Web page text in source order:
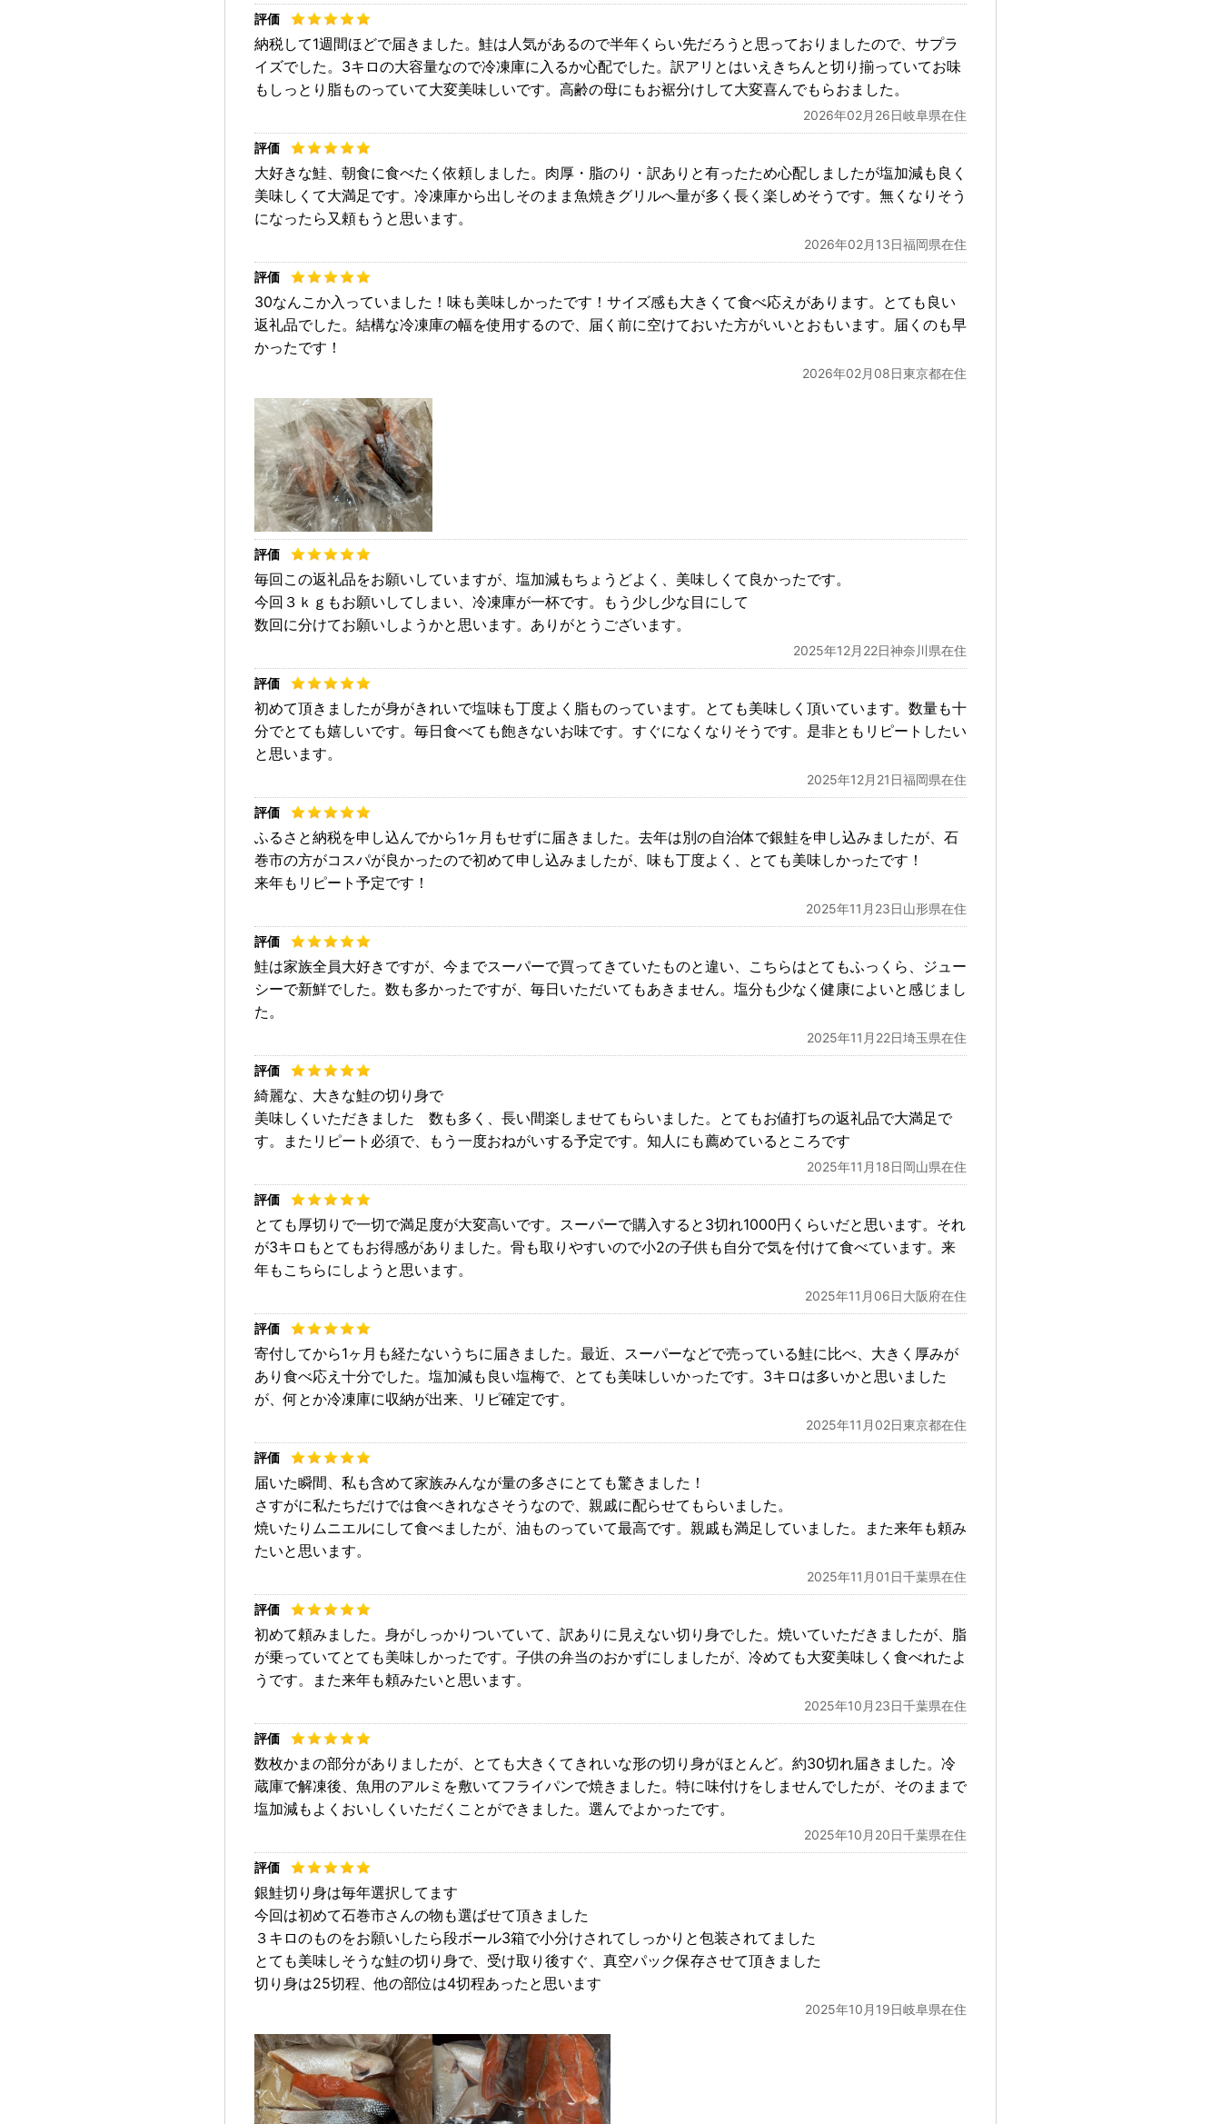
納税して1週間ほどで届きました。鮭は人気があるので半年くらい先だろうと思っておりましたので、サプラ
イズでした。3キロの大容量なので冷凍庫に入るか心配でした。訳アリとはいえきちんと切り揃っていてお味
もしっとり脂ものっていて大変美味しいです。高齢の母にもお裾分けして大変喜んでもらおました。
2026年02月26日岐阜県在住
大好きな鮭、朝食に食べたく依頼しました。肉厚・脂のり・訳ありと有ったため心配しましたが塩加減も良く
美味しくて大満足です。冷凍庫から出しそのまま魚焼きグリルへ量が多く長く楽しめそうです。無くなりそう
になったら又頼もうと思います。
2026年02月13日福岡県在住
30なんこか入っていました！味も美味しかったです！サイズ感も大きくて食べ応えがあります。とても良い
返礼品でした。結構な冷凍庫の幅を使用するので、届く前に空けておいた方がいいとおもいます。届くのも早
かったです！
2026年02月08日東京都在住
毎回この返礼品をお願いしていますが、塩加減もちょうどよく、美味しくて良かったです。
今回３ｋｇもお願いしてしまい、冷凍庫が一杯です。もう少し少な目にして
数回に分けてお願いしようかと思います。ありがとうございます。
2025年12月22日神奈川県在住
初めて頂きましたが身がきれいで塩味も丁度よく脂ものっています。とても美味しく頂いています。数量も十
分でとても嬉しいです。毎日食べても飽きないお味です。すぐになくなりそうです。是非ともリピートしたい
と思います。
2025年12月21日福岡県在住
ふるさと納税を申し込んでから1ヶ月もせずに届きました。去年は別の自治体で銀鮭を申し込みましたが、石
巻市の方がコスパが良かったので初めて申し込みましたが、味も丁度よく、とても美味しかったです！
来年もリピート予定です！
2025年11月23日山形県在住
鮭は家族全員大好きですが、今までスーパーで買ってきていたものと違い、こちらはとてもふっくら、ジュー
シーで新鮮でした。数も多かったですが、毎日いただいてもあきません。塩分も少なく健康によいと感じまし
た。
2025年11月22日埼玉県在住
綺麗な、大きな鮭の切り身で
美味しくいただきました 数も多く、長い間楽しませてもらいました。とてもお値打ちの返礼品で大満足で
す。またリピート必須で、もう一度おねがいする予定です。知人にも薦めているところです
2025年11月18日岡山県在住
とても厚切りで一切で満足度が大変高いです。スーパーで購入すると3切れ1000円くらいだと思います。それ
が3キロもとてもお得感がありました。骨も取りやすいので小2の子供も自分で気を付けて食べています。来
年もこちらにしようと思います。
2025年11月06日大阪府在住
寄付してから1ヶ月も経たないうちに届きました。最近、スーパーなどで売っている鮭に比べ、大きく厚みが
あり食べ応え十分でした。塩加減も良い塩梅で、とても美味しいかったです。3キロは多いかと思いました
が、何とか冷凍庫に収納が出来、リピ確定です。
2025年11月02日東京都在住
届いた瞬間、私も含めて家族みんなが量の多さにとても驚きました！
さすがに私たちだけでは食べきれなさそうなので、親戚に配らせてもらいました。
焼いたりムニエルにして食べましたが、油ものっていて最高です。親戚も満足していました。また来年も頼み
たいと思います。
2025年11月01日千葉県在住
初めて頼みました。身がしっかりついていて、訳ありに見えない切り身でした。焼いていただきましたが、脂
が乗っていてとても美味しかったです。子供の弁当のおかずにしましたが、冷めても大変美味しく食べれたよ
うです。また来年も頼みたいと思います。
2025年10月23日千葉県在住
数枚かまの部分がありましたが、とても大きくてきれいな形の切り身がほとんど。約30切れ届きました。冷
蔵庫で解凍後、魚用のアルミを敷いてフライパンで焼きました。特に味付けをしませんでしたが、そのままで
塩加減もよくおいしくいただくことができました。選んでよかったです。
2025年10月20日千葉県在住
銀鮭切り身は毎年選択してます
今回は初めて石巻市さんの物も選ばせて頂きました
３キロのものをお願いしたら段ボール3箱で小分けされてしっかりと包装されてました
とても美味しそうな鮭の切り身で、受け取り後すぐ、真空パック保存させて頂きました
切り身は25切程、他の部位は4切程あったと思います
2025年10月19日岐阜県在住